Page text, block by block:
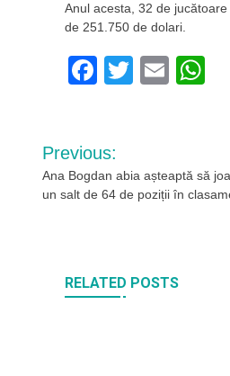
Anul acesta, 32 de
de 251.750 de dolari.
Facebook
TwitterEmail
Navigare
în
Previous:
Ana Bogdan abia așteaptă să
un salt de 64 de poziții în
RELATED POSTS